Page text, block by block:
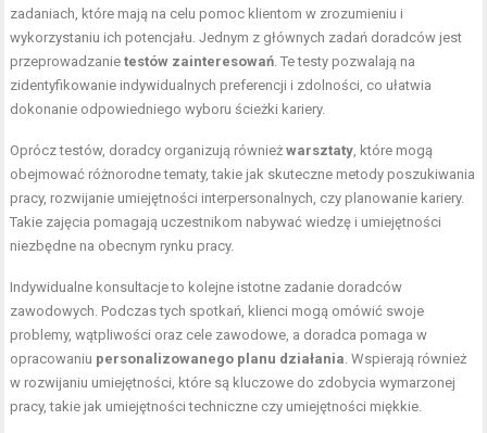
zadaniach, które mają na celu pomoc klientom w zrozumieniu i
wykorzystaniu ich potencjału. Jednym z głównych zadań doradców jest
przeprowadzanietestów zainteresowań . Te testy pozwalają na
zidentyfikowanie indywidualnych preferencji i zdolności, co ułatwia
dokonanie odpowiedniego wyboru ścieżki kariery.
Oprócz testów, doradcy organizują równieżwarsztaty , które mogą
obejmować różnorodne tematy, takie jak skuteczne metody poszukiwania
pracy, rozwijanie umiejętności interpersonalnych, czy planowanie kariery.
Takie zajęcia pomagają uczestnikom nabywać wiedzę i umiejętności
niezbędne na obecnym rynku pracy.
Indywidualne konsultacje to kolejne istotne zadanie doradców
zawodowych. Podczas tych spotkań, klienci mogą omówić swoje
problemy, wątpliwości oraz cele zawodowe, a doradca pomaga w
opracowaniu personalizowanego planu działania . Wspierają również
w rozwijaniu umiejętności, które są kluczowe do zdobycia wymarzonej
pracy, takie jak umiejętności techniczne czy umiejętności miękkie.